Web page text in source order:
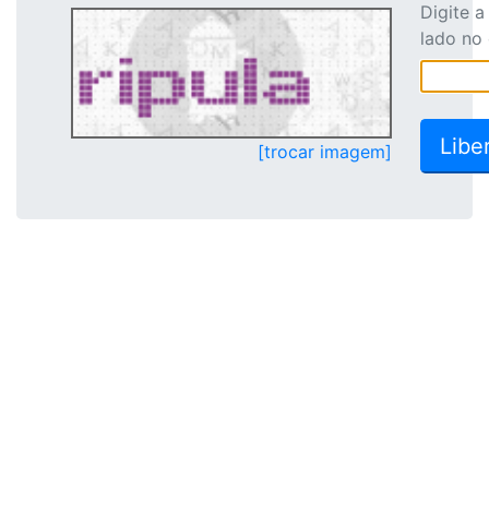
[trocar imagem]
Digite
lado no